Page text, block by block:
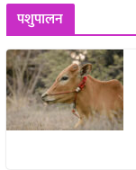
पशुपालन